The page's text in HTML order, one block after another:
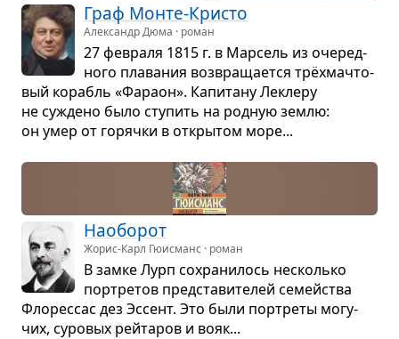
Граф Монте-Кри­сто
Александр Дюма · роман
27 февраля 1815 г. в Мар­сель из оче­ред­
ного пла­ва­ния воз­вра­ща­ется трёх­мач­то­
вый корабль «Фараон». Капи­тану Леклеру
не суждено было сту­пить на род­ную землю:
он умер от горячки в откры­том море...
Нао­бо­рот
Жорис-Карл Гюисманс · роман
В замке Лурп сохра­ни­лось несколько
пор­тре­тов пред­ста­ви­те­лей семейства
Фло­рес­сас дез Эссент. Это были пор­треты могу­
чих, суро­вых рейта­ров и вояк...